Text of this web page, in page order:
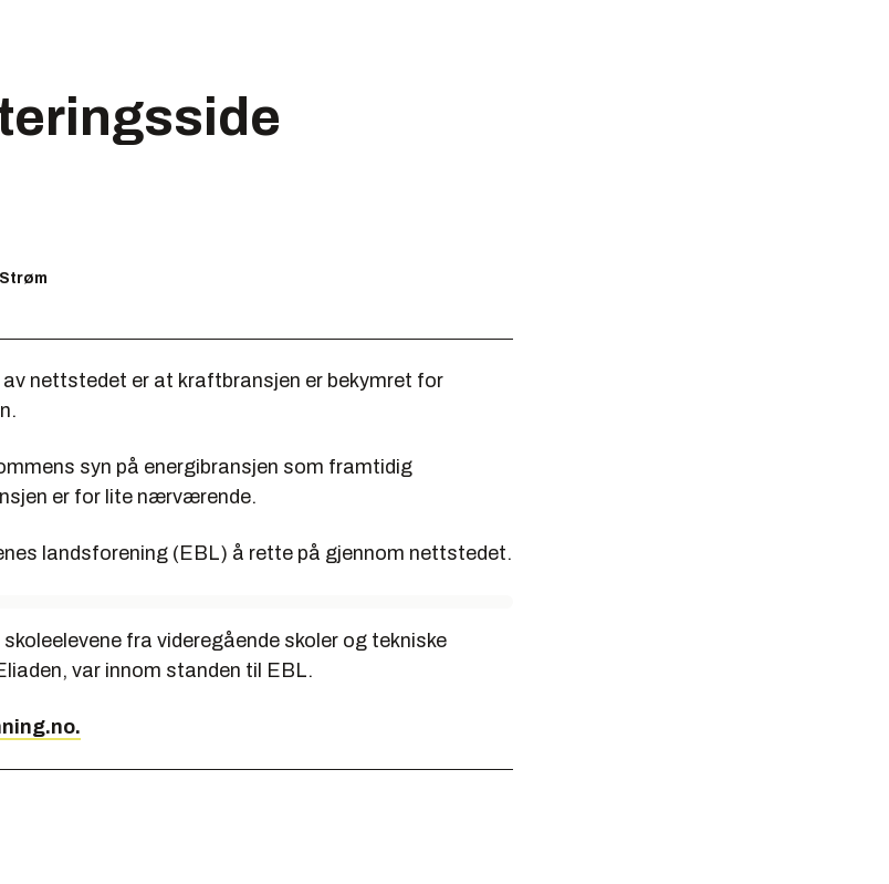
nettstedet er at kraftbransjen er bekymret for
syn på energibransjen som framtidig
er for lite nærværende.
landsforening (EBL) å rette på gjennom nettstedet.
fra videregående skoler og tekniske
var innom standen til EBL.